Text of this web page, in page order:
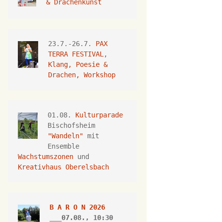
& Drachenkunst
23.7.-26.7.
PAX
TERRA FESTIVAL
Klang, Poesie &
Drachen, Workshop
01.08. Kulturparade
"Wandeln" mit
Wachstumszonen
Kreativhaus Oberelsbach
B A R O N 2026
___07.08., 10:30